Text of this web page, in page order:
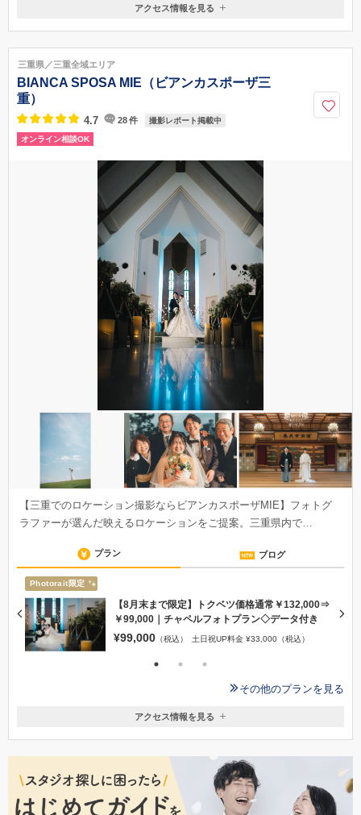
三重県三重県四日市市久保田2丁目10-3
分 ／無料駐車場有り
050-1871-2207
アクセス情報を見る
三重県／三重全域エリア
BIANCA SPOSA MIE（ビアンカスポーザ三
重）
4.7 28件 撮影レポート掲載中
オンライン相談OK
【三重でのロケーション撮影ならビアンカスポーザMIE】フォトグ
ラファーが選んだ映えるロケーションをご提案。三重県内で…
プラン ブログ
Photorait限定
【8月末まで限定】トクベツ価格通常￥132,000⇒
￥99,000｜チャペルフォトプラン◇データ付き
¥99,000 （税込） 土日祝UP料金 ¥33,000（税込）
その他のプランを見る
三重県四日市市
近鉄四日市駅から車で4分/徒歩12分
090-5785-2235
アクセス情報を見る